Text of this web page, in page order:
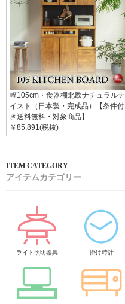
幅105cm・食器棚北欧ナチュラルテ
イスト（日本製・完成品）【条件付
き送料無料・対象商品】
￥85,891(税抜)
アイテムカテゴリー
ライト照明器具 掛け時計